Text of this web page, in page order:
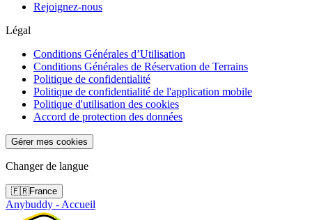
Rejoignez-nous
Légal
Conditions Générales d’Utilisation
Conditions Générales de Réservation de Terrains
Politique de confidentialité
Politique de confidentialité de l'application mobile
Politique d'utilisation des cookies
Accord de protection des données
Gérer mes cookies
Changer de langue
🇫🇷France
Anybuddy - Accueil